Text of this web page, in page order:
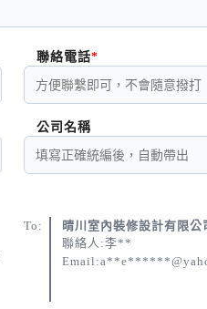
聯絡電話
公司名稱
To:
晴川室內裝修設計有限公
聯絡人:李**